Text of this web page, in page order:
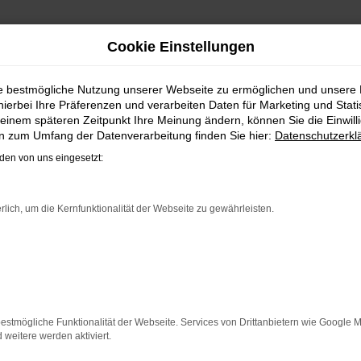
FINANZIEREN |
FÜR HALLE (SAALE)
mobil bleiben. Unser Vorschlag ist ein VW T-Roc, denn
für Halle (Saale) ist perfekt verarbeitet und auf
sowohl eine Tageszulassung als auch einen
und genießen zudem einen außergewöhnlichen
ist ein Fehler aufgetreten.
Cookie Einstellungen
bestmögliche Nutzung unserer Webseite zu ermöglichen und unsere
Ihre Präferenzen und verarbeiten Daten für Marketing und
späteren Zeitpunkt Ihre Meinung ändern, können Sie die
zum Umfang der Datenverarbeitung finden Sie hier:
von uns eingesetzt:
um die Kernfunktionalität der Webseite zu gewährleisten.
Funktionalität der Webseite. Services von Drittanbietern wie Google
weitere werden aktiviert.